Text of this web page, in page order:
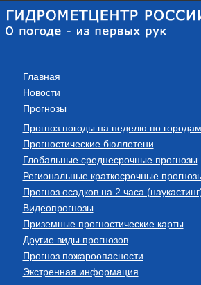
Главная
Новости
Прогнозы
Прогноз погоды на неделю по
Прогностические бюллетени
Глобальные среднесрочные прогнозы
Региональные краткосрочные
Прогноз осадков на 2 часа
Видеопрогнозы
Приземные прогностические карты
Другие виды прогнозов
Прогноз пожароопасности
Экстренная информация